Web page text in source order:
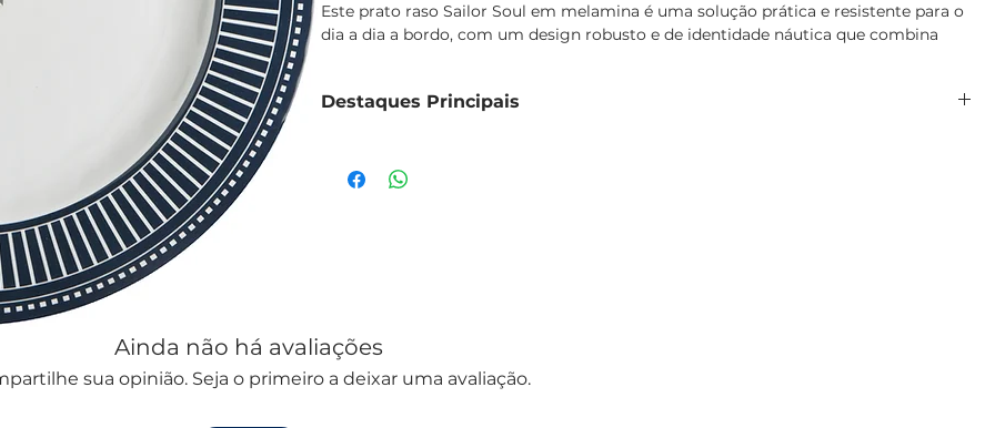
Este prato raso Sailor Soul em melamina é uma solução prática e resistente para o
dia a dia a bordo, com um design robusto e de identidade náutica que combina
quedas, própria para uso diário a bordo, lavável em máquina de lavar loiça e sem
Destaques Principais
Resistente a impactos e quedas
Capacidade de 230gr
Ainda não há avaliações
sua opinião. Seja o primeiro a deixar uma avaliação.